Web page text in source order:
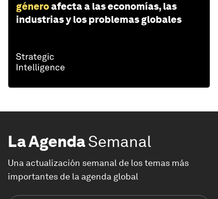
géneroafecta a las economías, las
industrias y los problemas globales
La AgendaSemanal
Una actualización semanal de los temas más
importantes de la agenda global